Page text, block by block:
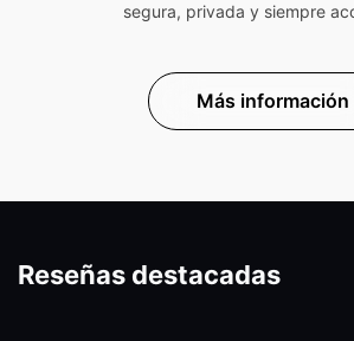
segura, privada y siempre
Más información
Reseñas destacadas